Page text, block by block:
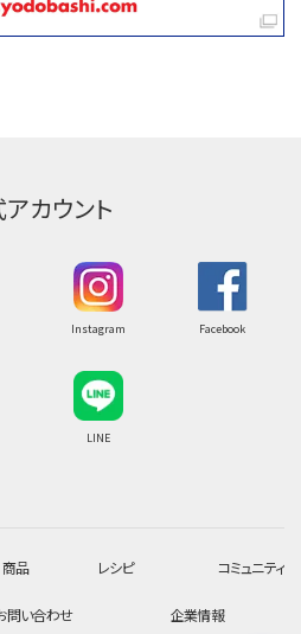
カウント
Instagram Facebook
LINE
商品 レシピ コミュニティ
問い合わせ 企業情報